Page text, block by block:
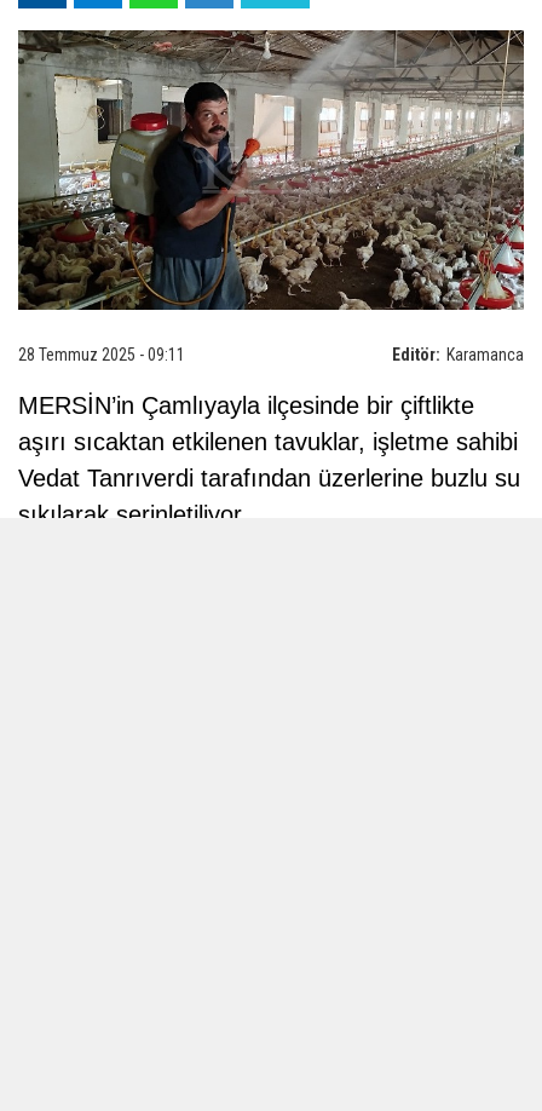
Editör: Karamanca
28 Temmuz 2025 - 09:11
MERSİN’in Çamlıyayla ilçesinde bir çiftlikte
aşırı sıcaktan etkilenen tavuklar, işletme sahibi
Vedat Tanrıverdi tarafından üzerlerine buzlu su
sıkılarak serinletiliyor.